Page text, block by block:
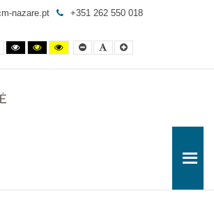
nazare.pt +351 262 550 018
ContrasteContraste
preto
branco
Contraste
preto
amarelo
Yellow
and
contrast
Smaller
Font
Letra
por
Letra
maior